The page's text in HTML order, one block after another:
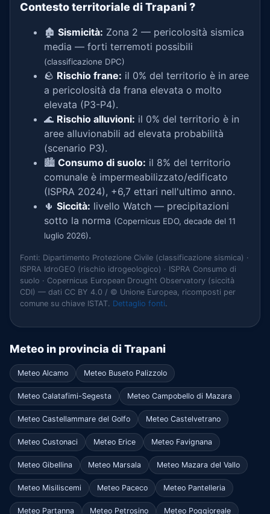
Contesto territoriale di Trapani ?
🏚️ Sismicità: Zona 2 — pericolosità sismica
media — forti terremoti possibili
(classificazione DPC)
🪨 Rischio frane: il 0% del territorio è in aree
a pericolosità da frana elevata o molto
elevata (P3-P4).
🌊 Rischio alluvioni: il 0% del territorio è in
aree alluvionabili ad elevata probabilità
(scenario P3).
🏙️ Consumo di suolo: il 8% del territorio
comunale è impermeabilizzato/edificato
(ISPRA 2024), +6,7 ettari nell'ultimo anno.
🌵 Siccità: livello Watch — precipitazioni
sotto la norma (Copernicus EDO, decade del 11
luglio 2026).
Fonti: Dipartimento Protezione Civile (classificazione sismica) ·
ISPRA IdroGEO (rischio idrogeologico) · ISPRA Consumo di
suolo · Copernicus European Drought Observatory (siccità
CDI) — dati CC BY 4.0 / © Unione Europea, ricomposti per
comune su chiave ISTAT. Dettaglio fonti.
Meteo in provincia di Trapani
Meteo Alcamo Meteo Buseto Palizzolo
Meteo Calatafimi-Segesta Meteo Campobello di Mazara
Meteo Castellammare del Golfo Meteo Castelvetrano
Meteo Custonaci Meteo Erice Meteo Favignana
Meteo Gibellina Meteo Marsala Meteo Mazara del Vallo
Meteo Misiliscemi Meteo Paceco Meteo Pantelleria
Meteo Partanna Meteo Petrosino Meteo Poggioreale